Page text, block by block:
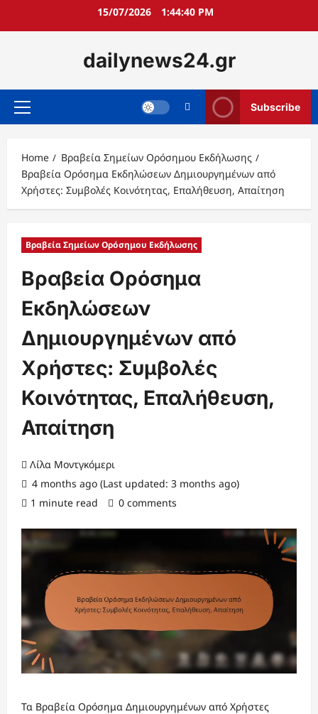
15/07/2026 1:44:41 PM
dailynews24.gr
Primary
Subscribe
Home
Βραβεία Σημείων Ορόσημου Εκδήλωσης
Βραβεία Ορόσημα Εκδηλώσεων Δημιουργημένων από
Χρήστες: Συμβολές Κοινότητας, Επαλήθευση, Απαίτηση
Βραβεία Σημείων Ορόσημου Εκδήλωσης
Βραβεία Ορόσημα
Εκδηλώσεων
Δημιουργημένων από
Χρήστες: Συμβολές
Κοινότητας, Επαλήθευση,
Απαίτηση
Λίλα Μοντγκόμερι
4 months ago (Last updated: 3 months ago)
1 minute read
0 comments
Τα Βραβεία Ορόσημα Δημιουργημένων από Χρήστες